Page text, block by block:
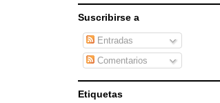
Suscribirse a
Entradas
Comentarios
Etiquetas